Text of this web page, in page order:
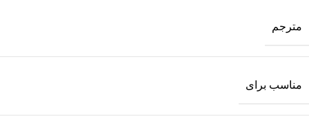
مترجم
مناسب برای